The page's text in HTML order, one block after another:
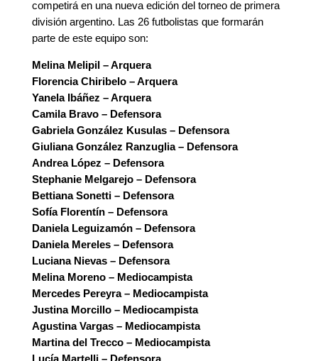
competirá en una nueva edición del torneo de primera
división argentino. Las 26 futbolistas que formarán
parte de este equipo son:
Melina Melipil – Arquera
Florencia Chiribelo – Arquera
Yanela Ibáñez – Arquera
Camila Bravo – Defensora
Gabriela González Kusulas – Defensora
Giuliana González Ranzuglia – Defensora
Andrea López – Defensora
Stephanie Melgarejo – Defensora
Bettiana Sonetti – Defensora
Sofía Florentín – Defensora
Daniela Leguizamón – Defensora
Daniela Mereles – Defensora
Luciana Nievas – Defensora
Melina Moreno – Mediocampista
Mercedes Pereyra – Mediocampista
Justina Morcillo – Mediocampista
Agustina Vargas – Mediocampista
Martina del Trecco – Mediocampista
Lucía Martelli – Defensora